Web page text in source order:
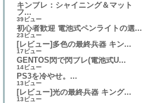
キンブレ：シャイニング＆マット
フ...
39ビュー
初心者歓迎 電池式ペンライトの選...
23ビュー
[レビュー]多色の最終兵器 キン...
17ビュー
GENTOS閃で閃ブレ(電池式U...
14ビュー
PS3を冷やせ。...
13ビュー
[レビュー]光の最終兵器 キング...
13ビュー